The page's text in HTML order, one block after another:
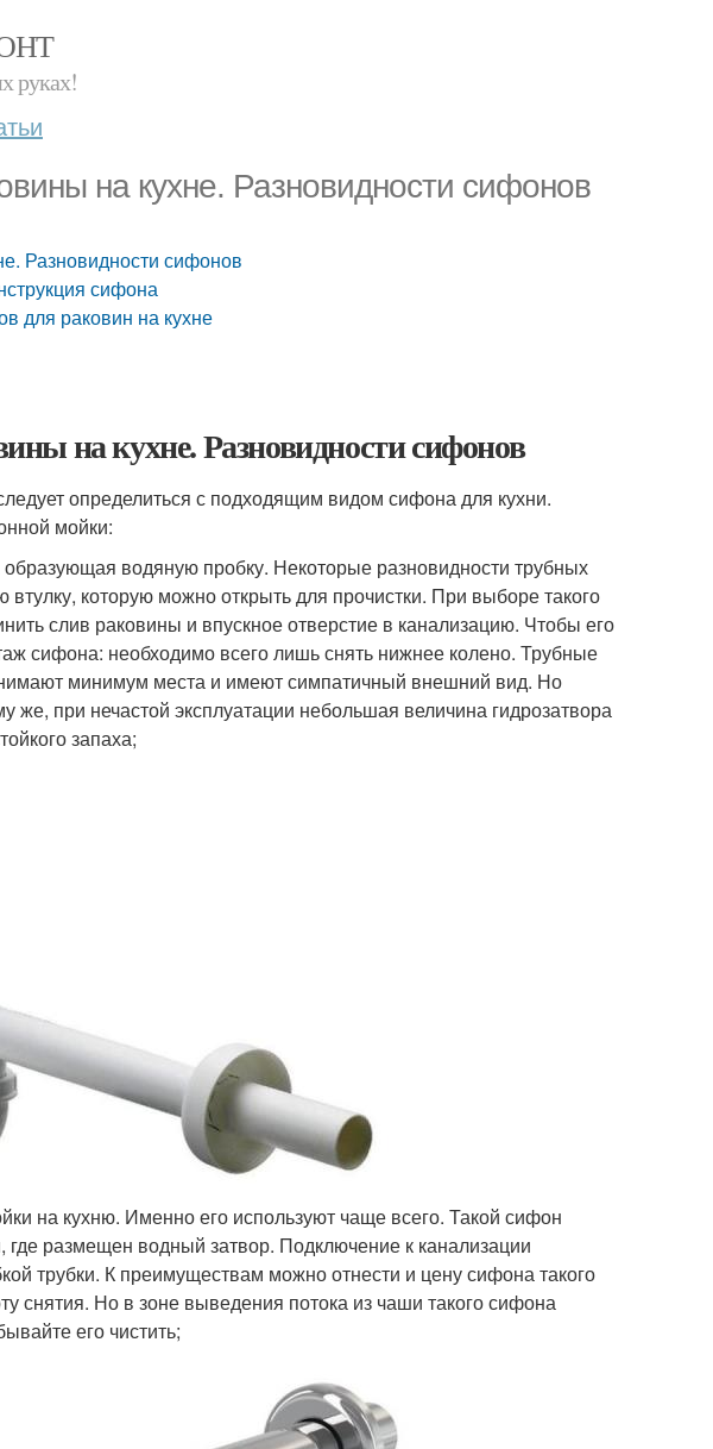
руках!
на кухне. Разновидности сифонов
Разновидности сифонов
сифона
для раковин на кухне
на кухне. Разновидности сифонов
определиться с подходящим видом сифона для кухни.
мойки:
водяную пробку. Некоторые разновидности трубных
которую можно открыть для прочистки. При выборе такого
слив раковины и впускное отверстие в канализацию. Чтобы его
сифона: необходимо всего лишь снять нижнее колено. Трубные
минимум места и имеют симпатичный внешний вид. Но
же, при нечастой эксплуатации небольшая величина гидрозатвора
запаха;
на кухню. Именно его используют чаще всего. Такой сифон
размещен водный затвор. Подключение к канализации
трубки. К преимуществам можно отнести и цену сифона такого
снятия. Но в зоне выведения потока из чаши такого сифона
его чистить;